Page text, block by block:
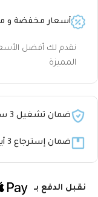
أسعار مخفضة و
نقدم لك أفضل
المميزة
ضمان تشغيل 3 سنوات
ضمان إسترجاع 3 أيام
نقبل الدفع بـ